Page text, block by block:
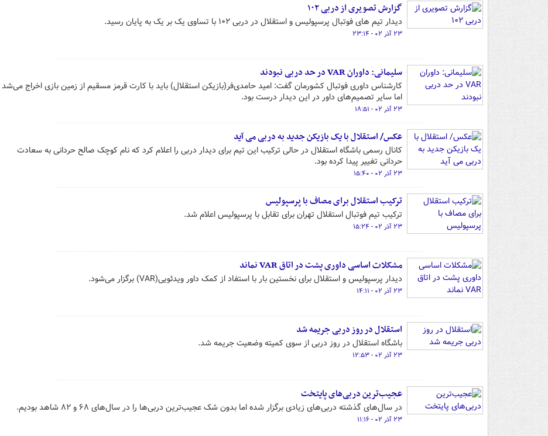
گزارش تصویری از دربی ۱۰۲
دیدار تیم های فوتبال پرسپولیس و استقلال در دربی ۱۰۲ با تساوی یک بر یک به پایان رسید.
۲۳ آذر ۰۲ - ۲۳:۱۴
سلیمانی: داوران VAR در حد دربی نبودند
کارشناس داوری فوتبال کشورمان گفت: امید حامدی‌فر(بازیکن استقلال) باید با کارت قرمز مسقیم از زمین بازی اخراج می‌شد
اما سایر تصمیم‌های داور در این دیدار درست بود.
۲۳ آذر ۰۲ - ۱۸:۵۱
عکس/ استقلال با یک بازیکن جدید به دربی می آید
کانال رسمی باشگاه استقلال در حالی ترکیب این تیم برای دیدار دربی را اعلام کرد که نام کوچک صالح حردانی به سعادت
حردانی تغییر پیدا کرده بود.
۲۳ آذر ۰۲ - ۱۵:۴۰
ترکیب استقلال برای مصاف با پرسپولیس
ترکیب تیم فوتبال استقلال تهران برای تقابل با پرسپولیس اعلام شد.
۲۳ آذر ۰۲ - ۱۵:۲۴
مشکلات اساسی داوری پشت در اتاق VAR نماند
دیدار پرسپولیس و استقلال برای نخستین بار با استفاد از کمک داور ویدئویی(VAR) برگزار می‌شود.
۲۳ آذر ۰۲ - ۱۴:۱۱
استقلال در روز دربی جریمه شد
باشگاه استقلال در روز دربی از سوی کمیته وضعیت جریمه شد.
۲۳ آذر ۰۲ - ۱۲:۵۳
عجیب‌ترین دربی‌های پایتخت
در سال‌های گذشته دربی‌های زیادی برگزار شده اما بدون شک عجیب‌ترین دربی‌ها را در سال‌های ۶۸ و ۸۲ شاهد بودیم.
۲۳ آذر ۰۲ - ۱۱:۱۶